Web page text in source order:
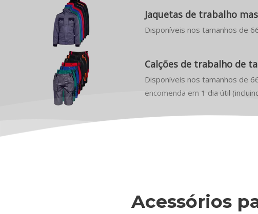
Jaquetas de trabalho
Disponíveis nos tamanhos de
Calções de trabalho de
Disponíveis nos tamanhos de
encomenda em 1 dia útil
Acessórios